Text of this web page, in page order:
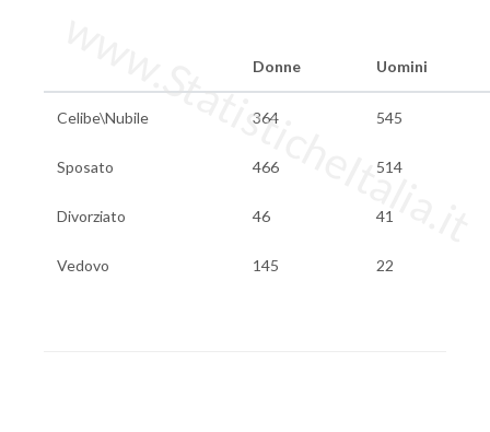
Donne Uomini
Celibe\Nubile 364 545
Sposato 466 514
Divorziato 46 41
Vedovo 145 22
www.StatisticheItalia.it